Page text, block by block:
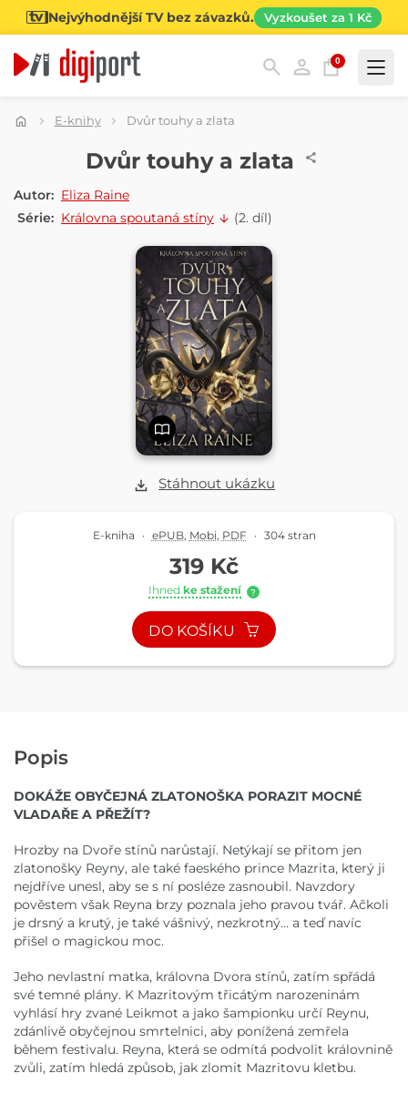
Nejvýhodnější TV bez závazků. Vyzkoušet za 1 Kč
0
Kategorie
E-knihy Dvůr touhy a zlata
Stáhnout ukázku
Dvůr touhy a zlata
Autor: Eliza Raine
Série: Královna spoutaná stíny (2. díl)
E-kniha · ePUB, Mobi, PDF · 304 stran
319 Kč
Ihned ke stažení ?
DO KOŠÍKU
Popis
DOKÁŽE OBYČEJNÁ ZLATONOŠKA PORAZIT MOCNÉ
VLADAŘE A PŘEŽÍT?
Hrozby na Dvoře stínů narůstají. Netýkají se přitom jen
zlatonošky Reyny, ale také faeského prince Mazrita, který ji
nejdříve unesl, aby se s ní posléze zasnoubil. Navzdory
pověstem však Reyna brzy poznala jeho pravou tvář. Ačkoli
je drsný a krutý, je také vášnivý, nezkrotný… a teď navíc
přišel o magickou moc.
Jeho nevlastní matka, královna Dvora stínů, zatím spřádá
své temné plány. K Mazritovým třicátým narozeninám
vyhlásí hry zvané Leikmot a jako šampionku určí Reynu,
zdánlivě obyčejnou smrtelnici, aby ponížená zemřela
během festivalu. Reyna, která se odmítá podvolit královnině
zvůli, zatím hledá způsob, jak zlomit Mazritovu kletbu.